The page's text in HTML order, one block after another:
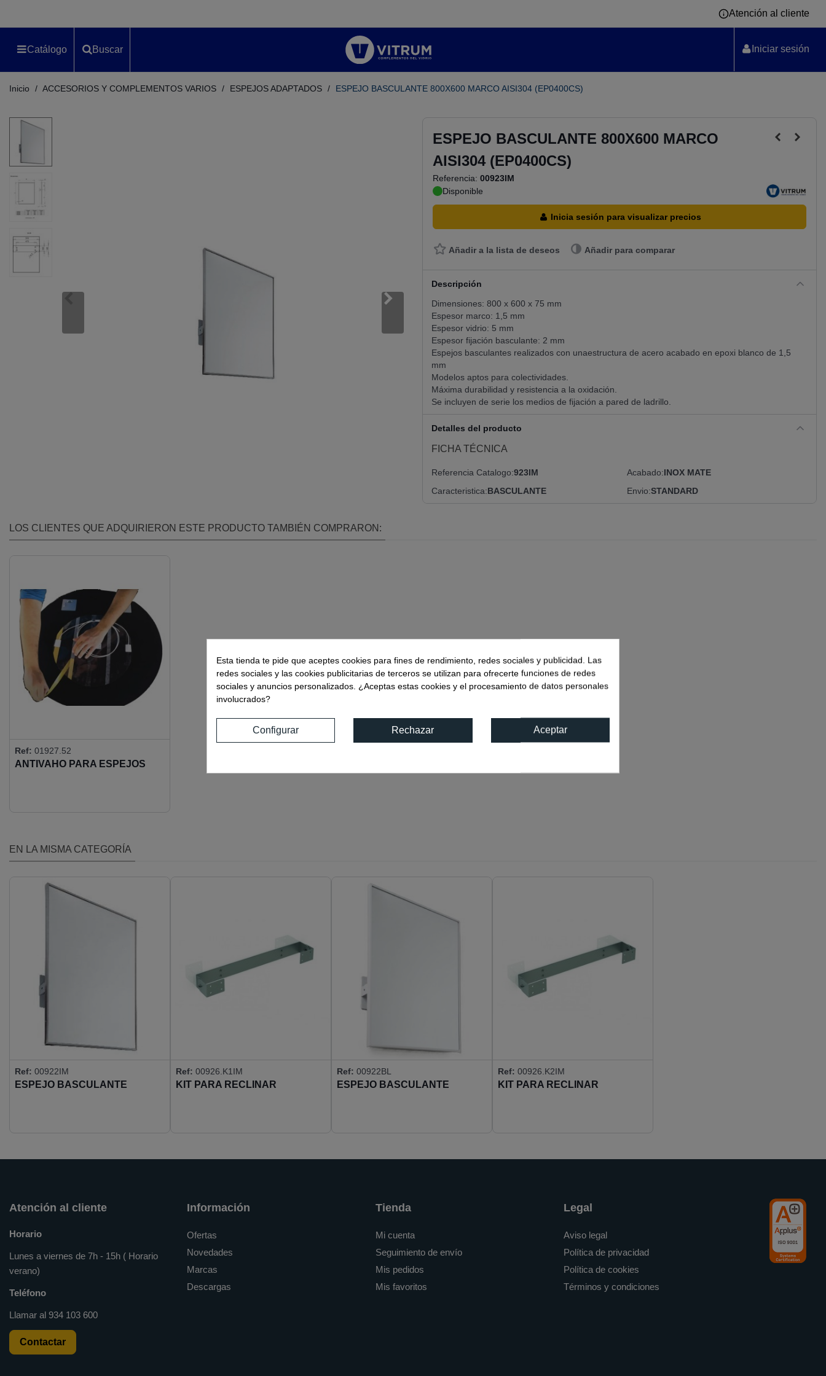
Atención al cliente
Catálogo Buscar Iniciar sesión
Inicio / ACCESORIOS Y COMPLEMENTOS VARIOS / ESPEJOS ADAPTADOS / ESPEJO BASCULANTE 800X600 MARCO AISI304 (EP0400CS)
ESPEJO BASCULANTE 800X600 MARCO
AISI304 (EP0400CS)
Referencia: 00923IM
Disponible
Inicia sesión para visualizar precios
Añadir a la lista de deseos Añadir para comparar
Descripción
Dimensiones: 800 x 600 x 75 mm
Espesor marco: 1,5 mm
Espesor vidrio: 5 mm
Espesor fijación basculante: 2 mm
Espejos basculantes realizados con unaestructura de acero acabado en epoxi blanco de 1,5
mm
Modelos aptos para colectividades.
Máxima durabilidad y resistencia a la oxidación.
Se incluyen de serie los medios de fijación a pared de ladrillo.
Detalles del producto
FICHA TÉCNICA
Referencia Catalogo 923IM Acabado INOX MATE
Caracteristica BASCULANTE Envio STANDARD
LOS CLIENTES QUE ADQUIRIERON ESTE PRODUCTO TAMBIÉN COMPRARON:
ANTIVAHO PARA ESPEJOS
Ref: 01927.52
EN LA MISMA CATEGORÍA
ESPEJO BASCULANTE
Ref: 00922IM
KIT PARA RECLINAR
Ref: 00926.K1IM
ESPEJO BASCULANTE
Ref: 00922BL
KIT PARA RECLINAR
Ref: 00926.K2IM
Atención al cliente
Horario
Lunes a viernes de 7h - 15h ( Horario
verano)
Teléfono
Llamar al 934 103 600
Contactar
Información
Ofertas
Novedades
Marcas
Descargas
Tienda
Mi cuenta
Seguimiento de envío
Mis pedidos
Mis favoritos
Legal
Aviso legal
Política de privacidad
Política de cookies
Términos y condiciones
Esta tienda te pide que aceptes cookies para fines de rendimiento, redes sociales y publicidad. Las
redes sociales y las cookies publicitarias de terceros se utilizan para ofrecerte funciones de redes
sociales y anuncios personalizados. ¿Aceptas estas cookies y el procesamiento de datos personales
involucrados?
Configurar Rechazar Aceptar